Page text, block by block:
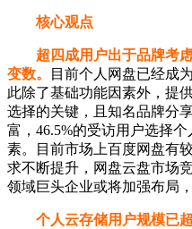
核心观点
超四成用户出于品牌考
变数。
目前个人网盘已经成
此除了基础功能因素外，提
选择的关键，且知名品牌分
富，46.5%的受访用户选择
素。目前市场上百度网盘有
求不断提升，网盘云盘市场
领域巨头企业或将加强布局
个人云存储用户规模已